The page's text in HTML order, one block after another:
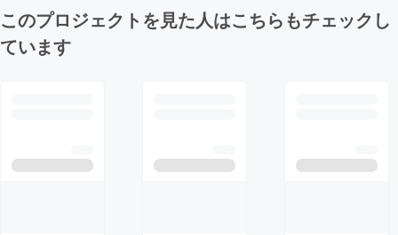
このプロジェクトを見た人はこちらもチェックし
ています